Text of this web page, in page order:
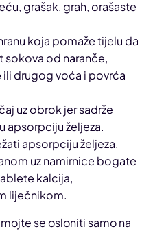
grašak, grah, orašaste
koja pomaže tijelu da
sokova od naranče,
drugog voća i povrća
uz obrok jer sadrže
apsorpciju željeza.
apsorpciju željeza.
uz namirnice bogate
kalcija,
liječnikom.
se osloniti samo na